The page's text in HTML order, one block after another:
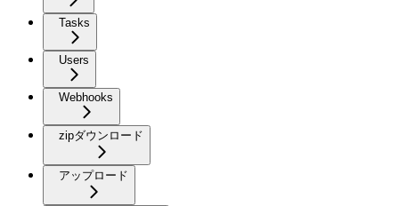
Tasks
Users
Webhooks
zipダウンロード
アップロード